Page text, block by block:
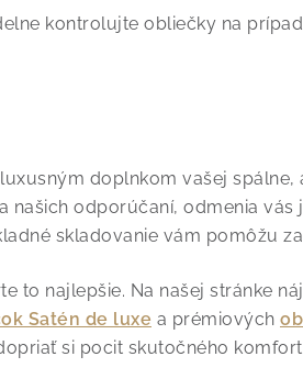
kontrolujte obliečky na
doplnkom vašej
našich odporúčaní, odmenia
skladovanie vám pomôžu
to najlepšie. Na našej stránke
Satén de luxe a prémiových
si pocit skutočného